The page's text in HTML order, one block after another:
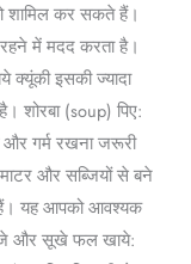
शामिल कर सकते हैं।
में मदद करता है।
क्यूंकी इसकी ज्यादा
शोरबा (soup) पिए:
और गर्म रखना जरूरी
और सब्जियों से बने
हैं। यह आपको आवश्यक
और सूखे फल खाये: